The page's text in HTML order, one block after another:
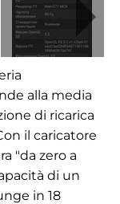
alla media
di ricarica
il caricatore
"da zero a
di un
in 18